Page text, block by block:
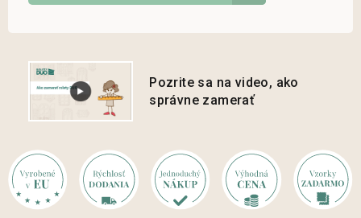
Pozrite sa na video, ako
správne zamerať